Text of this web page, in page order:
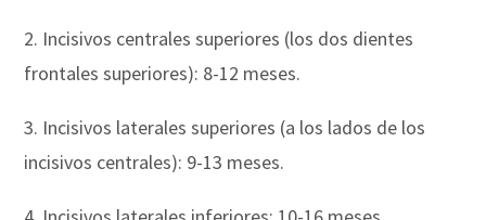
2. Incisivos centrales superiores (los dos dientes
frontales superiores): 8-12 meses.
3. Incisivos laterales superiores (a los lados de los
incisivos centrales): 9-13 meses.